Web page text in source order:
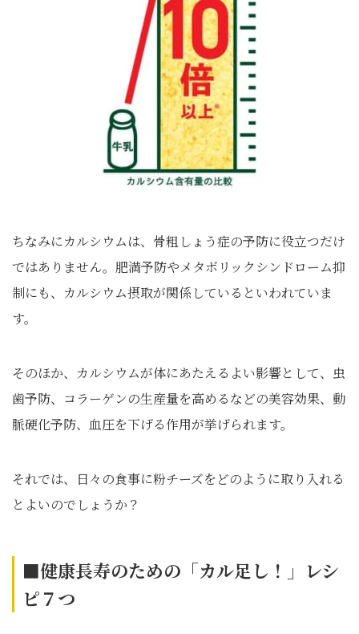
ちなみにカルシウムは、骨粗しょう症の予防に役立つだけ
ではありません。肥満予防やメタボリックシンドローム抑
制にも、カルシウム摂取が関係しているといわれていま
す。
そのほか、カルシウムが体にあたえるよい影響として、虫
歯予防、コラーゲンの生産量を高めるなどの美容効果、動
脈硬化予防、血圧を下げる作用が挙げられます。
それでは、日々の食事に粉チーズをどのように取り入れる
とよいのでしょうか？
■健康長寿のための「カル足し！」レシ
ピ７つ